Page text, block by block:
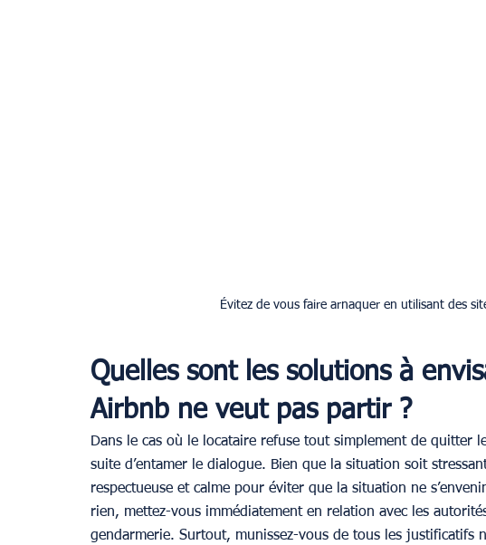
Évitez de vous faire arnaquer en utilisant des
Quelles sont les solutions à
Airbnb ne veut pas partir ?
Dans le cas où le locataire refuse tout simplement de quitter
suite d’entamer le dialogue. Bien que la situation soit
respectueuse et calme pour éviter que la situation ne
rien, mettez-vous immédiatement en relation avec les
gendarmerie. Surtout, munissez-vous de tous les justificatifs